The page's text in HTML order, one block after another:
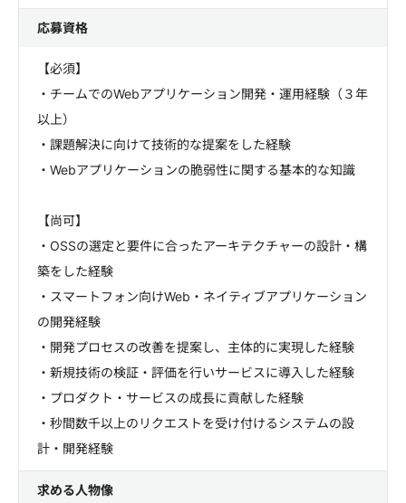
応募資格
【必須】
・チームでのWebアプリケーション開発・運用経験（３年
以上）
・課題解決に向けて技術的な提案をした経験
・Webアプリケーションの脆弱性に関する基本的な知識
【尚可】
・OSSの選定と要件に合ったアーキテクチャーの設計・構
築をした経験
・スマートフォン向けWeb・ネイティブアプリケーション
の開発経験
・開発プロセスの改善を提案し、主体的に実現した経験
・新規技術の検証・評価を行いサービスに導入した経験
・プロダクト・サービスの成長に貢献した経験
・秒間数千以上のリクエストを受け付けるシステムの設
計・開発経験
求める人物像